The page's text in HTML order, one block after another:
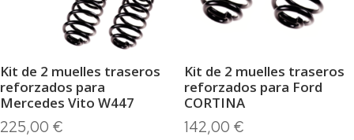
Kit de 2 muelles traseros
reforzados para
Mercedes Vito W447
225,00 €
Kit de 2 muelles traseros
reforzados para Ford
CORTINA
142,00 €